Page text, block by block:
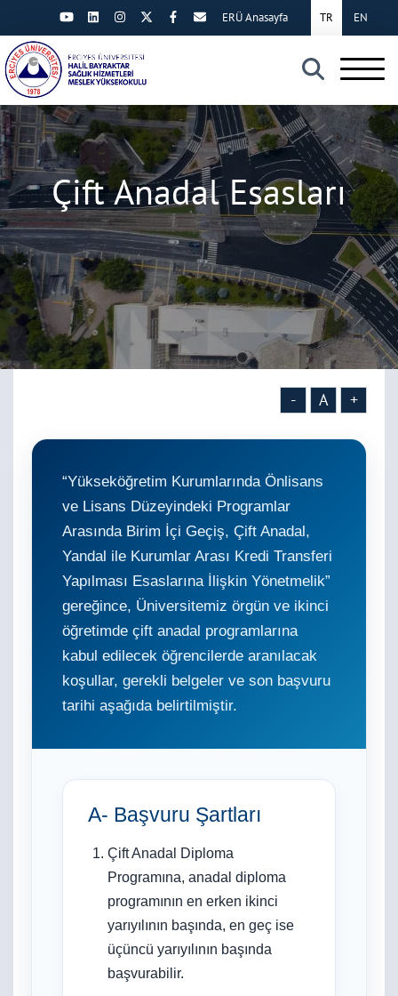
×
TR EN
ERÜ Anasayfa
Çift Anadal Esasları
- A +
“Yükseköğretim Kurumlarında Önlisans
ve Lisans Düzeyindeki Programlar
Arasında Birim İçi Geçiş, Çift Anadal,
Yandal ile Kurumlar Arası Kredi Transferi
Yapılması Esaslarına İlişkin Yönetmelik”
gereğince, Üniversitemiz örgün ve ikinci
öğretimde çift anadal programlarına
kabul edilecek öğrencilerde aranılacak
koşullar, gerekli belgeler ve son başvuru
tarihi aşağıda belirtilmiştir.
A- Başvuru Şartları
Çift Anadal Diploma
Programına, anadal diploma
programının en erken ikinci
yarıyılının başında, en geç ise
üçüncü yarıyılının başında
başvurabilir.